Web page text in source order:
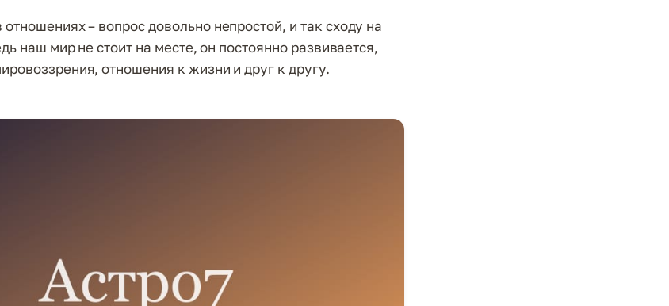
– вопрос довольно непростой, и так сходу на
наш мир не стоит на месте, он постоянно развивается,
отношения к жизни и друг к другу.